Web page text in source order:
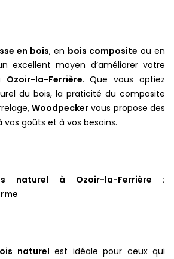
en bois, en bois composite ou en
excellent moyen d’améliorer votre
Ozoir-la-Ferrière. Que vous optiez
du bois, la praticité du composite
Woodpecker vous propose des
goûts et à vos besoins.
naturel à Ozoir-la-Ferrière :
naturel est idéale pour ceux qui